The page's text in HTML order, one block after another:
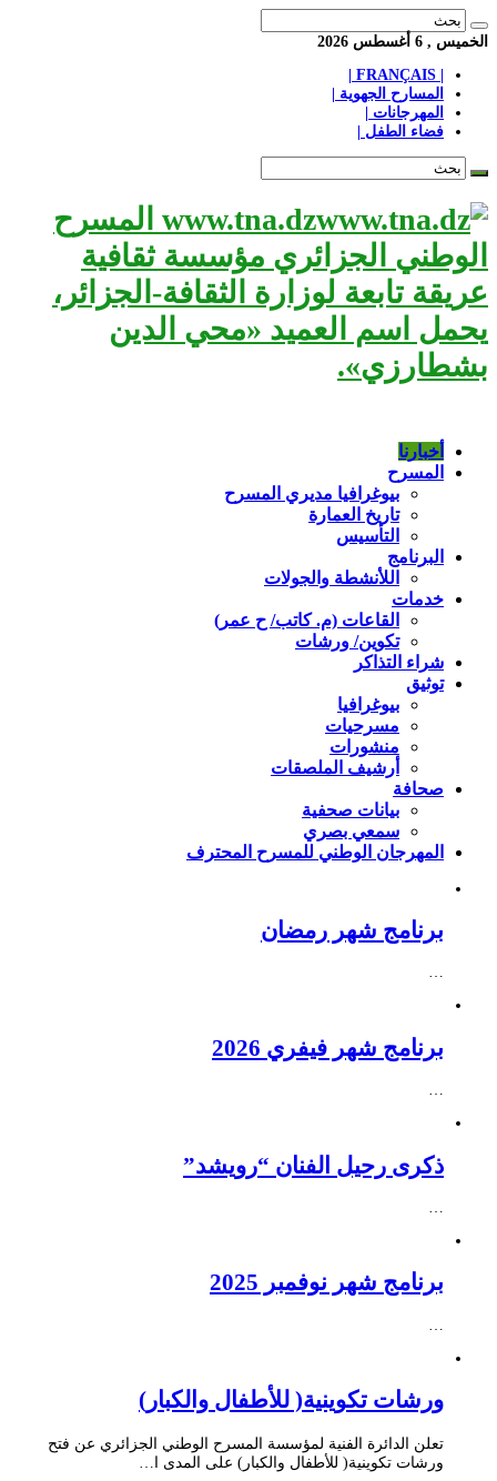
الخميس , 6 أغسطس 2026
المسارح الجهوية |
المهرجانات |
فضاء الطفل |
www.tna.dz المسرح
الوطني الجزائري مؤسسة ثقافية
عريقة تابعة لوزارة الثقافة-الجزائر،
يحمل اسم العميد «محي الدين
بشطارزي».
أخبارنا
المسرح
بيوغرافيا مديري المسرح
تاريخ العمارة
التأسيس
البرنامج
اللأنشطة والجولات
خدمات
القاعات (م. كاتب/ ح عمر)
تكوين/ ورشات
شراء التذاكر
توثيق
بيوغرافيا
مسرحيات
منشورات
أرشيف الملصقات
صحافة
بيانات صحفية
سمعي بصري
المهرجان الوطني للمسرح المحترف
برنامج شهر رمضان
…
برنامج شهر فيفري 2026
…
ذكرى رحيل الفنان “رويشد”
…
برنامج شهر نوفمبر 2025
ورشات تكوينية( للأطفال والكبار)
تعلن الدائرة الفنية لمؤسسة المسرح الوطني الجزائري عن فتح
ورشات تكوينية( للأطفال والكبار) على المدى ا…